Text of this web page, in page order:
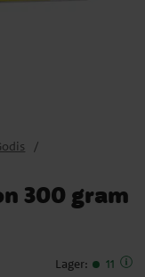
300 gram
Lager: 11